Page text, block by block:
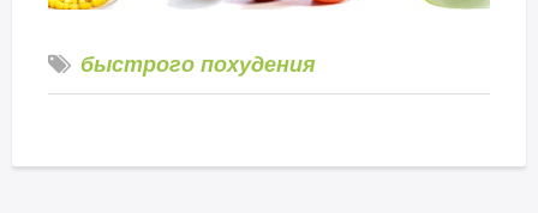
быстрого похудения